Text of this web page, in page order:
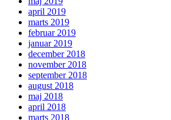
april 2019
marts 2019
februar 2019
januar 2019
december 2018
november 2018
september 2018
august 2018
maj 2018
april 2018
marts 2018